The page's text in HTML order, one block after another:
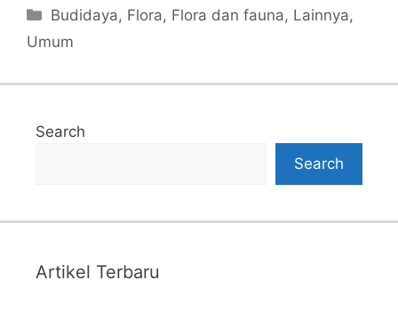
Categories
Budidaya, Flora, Flora dan fauna, Lainnya,
Umum
Search
Search
Artikel Terbaru